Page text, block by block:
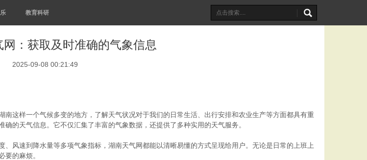
教育科研
网：获取及时准确的气象信息
2025-09-08 00:21:49
这样一个气候多变的地方，了解天气状况对于我们的日常生活、出行安排和农业生产等方面都具有重
的天气信息。它不仅汇集了丰富的气象数据，还提供了多种实用的天气服务。
风速到降水量等多项气象指标，湖南天气网都能以清晰易懂的方式呈现给用户。无论是日常的上班上
要的麻烦。